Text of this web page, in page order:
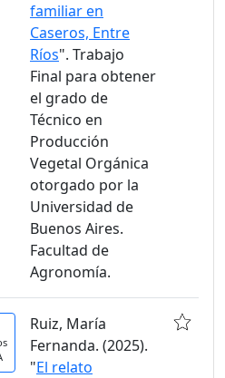
familiar en
Caseros, Entre
Ríos". Trabajo
Final para obtener
el grado de
Técnico en
Producción
Vegetal Orgánica
otorgado por la
Universidad de
Buenos Aires.
Facultad de
Agronomía.
Ruiz, María
Fernanda. (2025).
"El relato